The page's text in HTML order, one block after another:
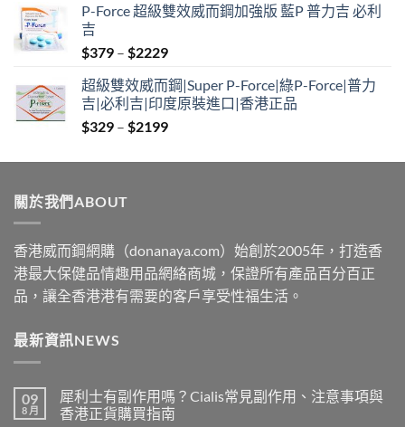
P-Force 超級雙效威而鋼加強版 藍P 普力吉 必利
吉
$379 – $2229Price
$379
through
$2229
超級雙效威而鋼|Super P-Force|綠P-Force|普力
吉|必利吉|印度原裝進口|香港正品
$329 – $2199Price
$329
關於我們ABOUT
香港威而鋼網購（donanaya.com）始創於2005年，打造香
港最大保健品情趣用品網絡商城，保證所有產品百分百正
品，讓全香港港有需要的客戶享受性福生活。
最新資訊NEWS
09
8 月
犀利士有副作用嗎？Cialis常見副作用、注意事項與
香港正貨購買指南